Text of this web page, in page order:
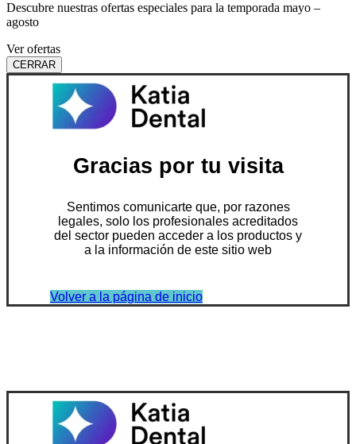
Descubre nuestras ofertas especiales para la temporada mayo –
agosto
Ver ofertas
CERRAR
Gracias por tu visita
Sentimos comunicarte que, por razones
legales, solo los profesionales acreditados
del sector pueden acceder a los productos y
a la información de este sitio web
Volver a la página de inicio